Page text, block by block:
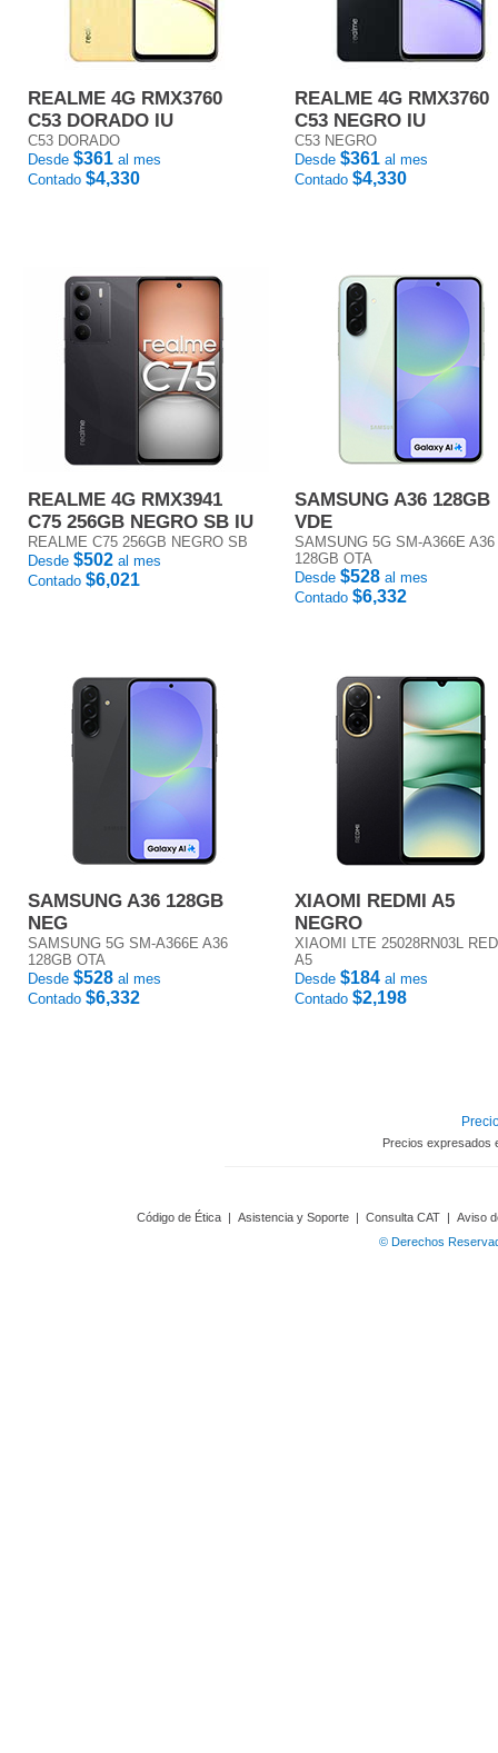
REALME 4G RMX3760
C53 DORADO IU
C53 DORADO
Desde $361 al mes
Contado $4,330
REALME 4G RMX3760
C53 NEGRO IU
C53 NEGRO
Desde $361 al mes
Contado $4,330
REALME 4G RMX3941
C75 256GB NEGRO SB IU
REALME C75 256GB NEGRO SB
Desde $502 al mes
Contado $6,021
SAMSUNG A36 128GB
VDE
SAMSUNG 5G SM-A366E A36
128GB OTA
Desde $528 al mes
Contado $6,332
SAMSUNG A36 128GB
NEG
SAMSUNG 5G SM-A366E A36
128GB OTA
Desde $528 al mes
Contado $6,332
XIAOMI REDMI A5
NEGRO
XIAOMI LTE 25028RN03L
A5
Desde $184 al mes
Contado $2,198
Precios expresados
Código de Ética | Asistencia y Soporte | Consulta CAT | Aviso
© Derechos